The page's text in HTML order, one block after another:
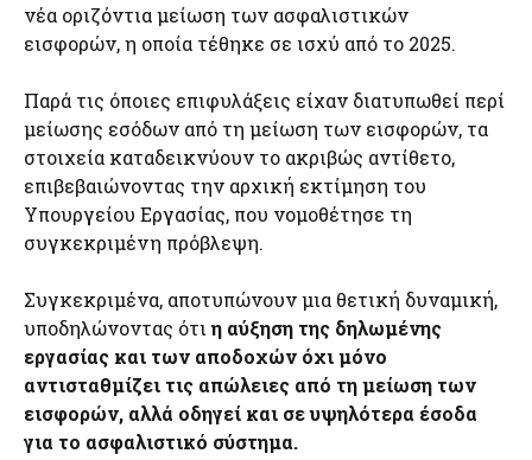
νέα οριζόντια μείωση των ασφαλιστικών
εισφορών, η οποία τέθηκε σε ισχύ από το 2025.
Παρά τις όποιες επιφυλάξεις είχαν διατυπωθεί περί
μείωσης εσόδων από τη μείωση των εισφορών, τα
στοιχεία καταδεικνύουν το ακριβώς αντίθετο,
επιβεβαιώνοντας την αρχική εκτίμηση του
Υπουργείου Εργασίας, που νομοθέτησε τη
συγκεκριμένη πρόβλεψη.
Συγκεκριμένα, αποτυπώνουν μια θετική δυναμική,
υποδηλώνοντας ότιη αύξηση της δηλωμένης
εργασίας και των αποδοχών όχι μόνο
αντισταθμίζει τις απώλειες από τη μείωση των
εισφορών, αλλά οδηγεί και σε υψηλότερα έσοδα
για το ασφαλιστικό σύστημα.